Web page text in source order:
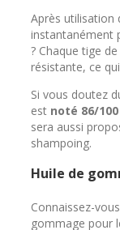
Après utilisation
instantanément
? Chaque tige
résistante, ce
Si vous doutez
est noté 86/
sera aussi
shampoing.
Huile de
Connaissez-
gommage pour